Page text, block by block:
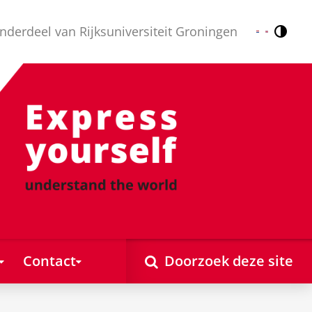
van Rijksuniversiteit Groningen Nederlands
English
Contact Doorzoek deze site